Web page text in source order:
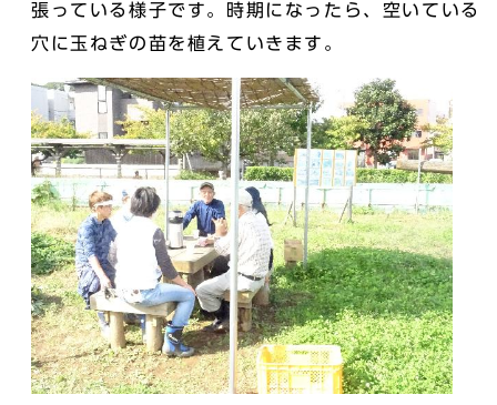
張っている様子です。時期になったら、空いている
穴に玉ねぎの苗を植えていきます。